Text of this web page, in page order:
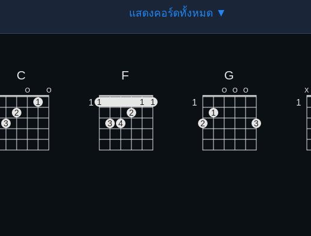
แสดงคอร์ดทั้งหมด ▼
C
O O
1
2
3
F
1 1 1
1
2
3
4
G
O O O
1
1
2
3
X
1